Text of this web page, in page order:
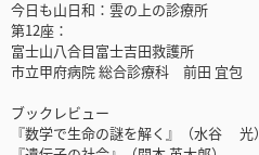
今日も山日和：雲の上の診療所
第12座：
富士山八合目富士吉田救護所
市立甲府病院 総合診療科 前田 宜包
ブックレビュー
『数学で生命の謎を解く』（水谷 光）